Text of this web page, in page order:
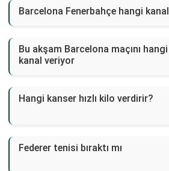
Barcelona Fenerbahçe hangi
Bu akşam Barcelona maçını hangi
kanal veriyor
Hangi kanser hızlı kilo verdirir?
Federer tenisi bıraktı mı